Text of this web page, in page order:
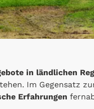
in ländlichen
Im Gegensatz
Erfahrungen